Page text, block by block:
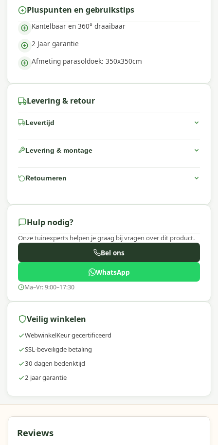
ingraafvoet is makkelijk te plaatsen. Parasolhoes| Houd
uw parasol als nieuw en dek deze af met een AeroCover
langere tijd niet gebruikt.
Houd je Platinum tuinproduct in topconditie door
regelmatig onderhoud. Reinig met milde
langdurig niet gebruikt wordt of bij extreme
Meer informatie of advies nodig?
WhatsApp. Onze specialisten helpen je graag verder!
Waarom Platinum?
Platinum staat bekend om hoogwaardige parasols en
tuinaccessoires met een uitstekende prijs-
kwaliteitverhouding. Je profiteert van innovatie,
duurzaamheid en gebruiksgemak – ideaal voor iedere
Pluspunten en gebruikstips
Kantelbaar en 360° draaibaar
2 Jaar garantie
Afmeting parasoldoek: 350x350cm
Levering & retour
Levertijd
Levering & montage
Retourneren
Hulp nodig?
Onze tuinexperts helpen je graag bij vragen over dit product.
Bel ons
WhatsApp
Ma–Vr: 9:00–17:30
Veilig winkelen
WebwinkelKeur gecertificeerd
SSL-beveiligde betaling
30 dagen bedenktijd
2 jaar garantie
Reviews